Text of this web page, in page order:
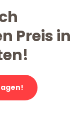
Preis in